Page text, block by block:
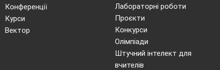
Конференції
Курси
Вектор
Лабораторні роботи
Проєкти
Конкурси
Олімпіади
Штучний інтелект для
вчителів